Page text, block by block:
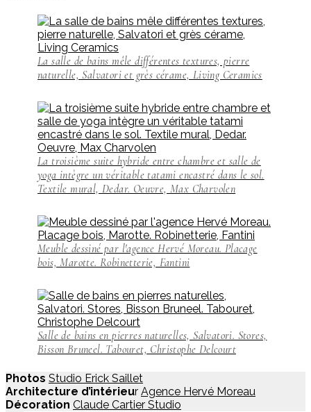
La salle de bains mêle différentes textures, pierre
naturelle, Salvatori et grès cérame, Living Ceramics
La troisième suite hybride entre chambre et salle de
yoga intègre un véritable tatami encastré dans le sol.
Textile mural, Dedar. Oeuvre, Max Charvolen
Meuble dessiné par l'agence Hervé Moreau. Placage
bois, Marotte. Robinetterie, Fantini
Salle de bains en pierres naturelles, Salvatori. Stores,
Bisson Bruneel. Tabouret, Christophe Delcourt
Photos Studio Erick Saillet
Architecture d’intérieur Agence Hervé Moreau
Décoration Claude Cartier Studio